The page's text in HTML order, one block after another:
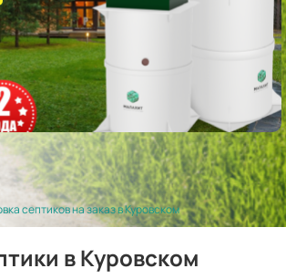
септиков на заказ в Куровском
в Куровском